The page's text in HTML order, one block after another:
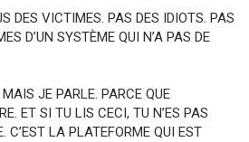
DES VICTIMES. PAS DES IDIOTS. PAS
D’UN SYSTÈME QUI N’A PAS DE
JE PARLE. PARCE QUE
ET SI TU LIS CECI, TU N’ES PAS
C’EST LA PLATEFORME QUI EST